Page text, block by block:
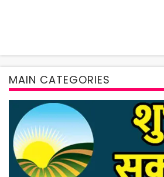
MAIN CATEGORIES